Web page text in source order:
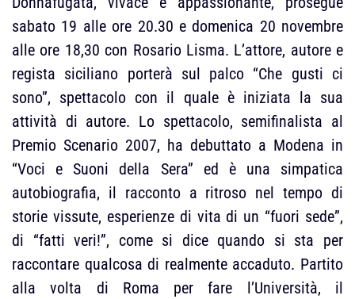
sabato 19 alle ore 20.30 e domenica 20 novembre
alle ore 18,30 con Rosario Lisma. L’attore, autore e
regista siciliano porterà sul palco “Che gusti ci
sono”, spettacolo con il quale è iniziata la sua
attività di autore. Lo spettacolo, semifinalista al
Premio Scenario 2007, ha debuttato a Modena in
“Voci e Suoni della Sera” ed è una simpatica
autobiografia, il racconto a ritroso nel tempo di
storie vissute, esperienze di vita di un “fuori sede”,
di “fatti veri!”, come si dice quando si sta per
raccontare qualcosa di realmente accaduto. Partito
alla volta di Roma per fare l’Università, il